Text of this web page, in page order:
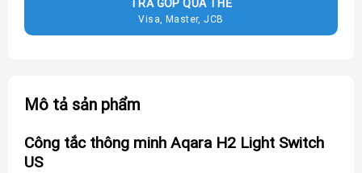
TRẢ GÓP QUA THẺ
Visa, Master, JCB
Mô tả sản phẩm
Công tắc thông minh Aqara H2 Light Switch
US